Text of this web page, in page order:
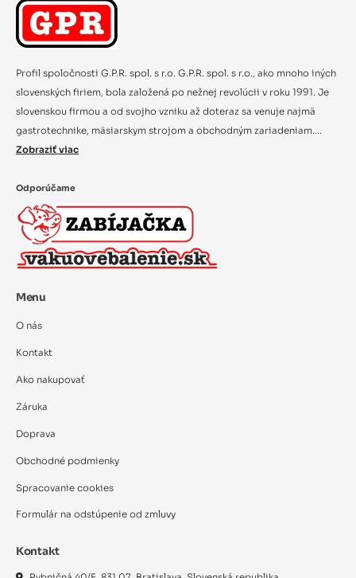
Profil spoločnosti G.P.R. spol. s r.o. G.P.R. spol. s r.o., ako mnoho iných
slovenských firiem, bola založená po nežnej revolúcii v roku 1991. Je
slovenskou firmou a od svojho vzniku až doteraz sa venuje najmä
gastrotechnike, mäsiarskym strojom a obchodným zariadeniam....
Zobraziť viac
Odporúčame
Menu
O nás
Kontakt
Ako nakupovať
Záruka
Doprava
Obchodné podmienky
Spracovanie cookies
Formulár na odstúpenie od zmluvy
Kontakt